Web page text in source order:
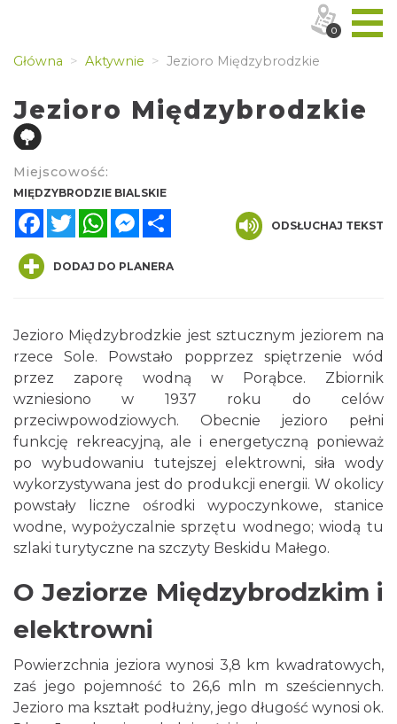
Główna Aktywnie Jezioro Międzybrodzkie
Jezioro Międzybrodzkie
Miejscowość:
MIĘDZYBRODZIE BIALSKIE
FacebookTwitterWhatsAppMessenger
ODSŁUCHAJ TEKST
DODAJ DO PLANERA
Jezioro Międzybrodzkie jest sztucznym jeziorem na
rzece Sole. Powstało popprzez spiętrzenie wód
przez zaporę wodną w Porąbce. Zbiornik
wzniesiono w 1937 roku do celów
przeciwpowodziowych. Obecnie jezioro pełni
funkcję rekreacyjną, ale i energetyczną ponieważ
po wybudowaniu tutejszej elektrowni, siła wody
wykorzystywana jest do produkcji energii. W okolicy
powstały liczne ośrodki wypoczynkowe, stanice
wodne, wypożyczalnie sprzętu wodnego; wiodą tu
szlaki turytyczne na szczyty Beskidu Małego.
O Jeziorze Międzybrodzkim i
elektrowni
Powierzchnia jeziora wynosi 3,8 km kwadratowych,
zaś jego pojemność to 26,6 mln m sześciennych.
Jezioro ma kształt podłużny, jego długość wynosi ok.
0